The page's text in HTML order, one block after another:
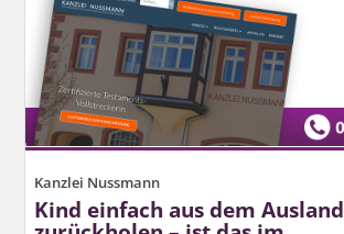
Kanzlei Nussmann
Kind einfach aus dem Ausland